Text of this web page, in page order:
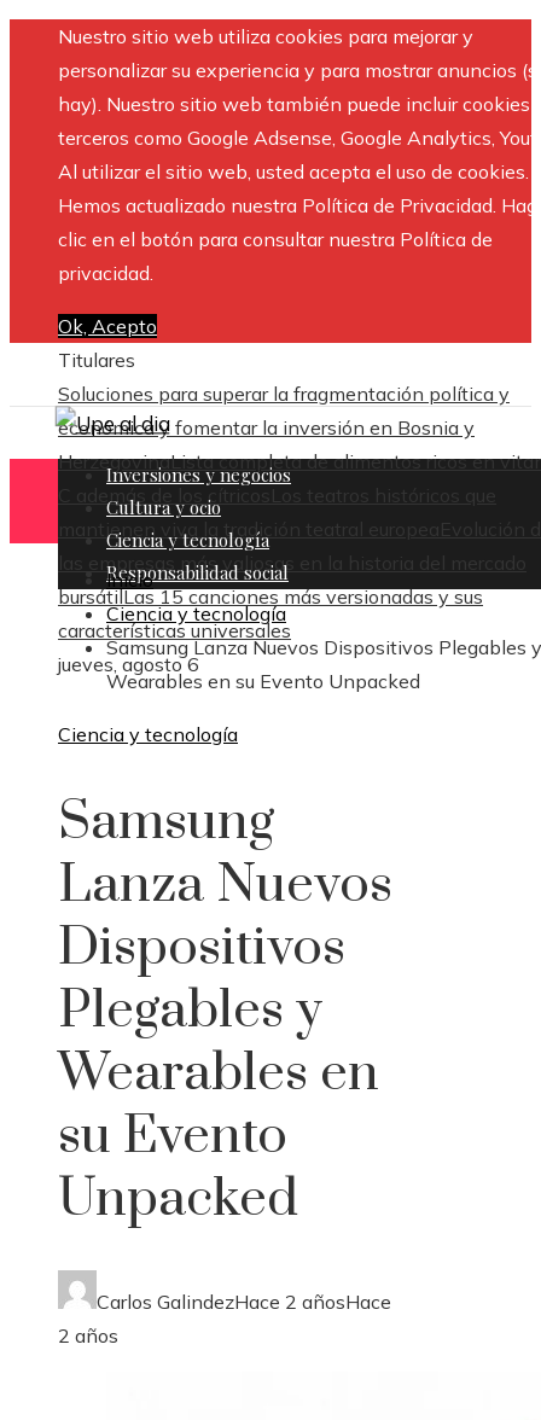
Nuestro sitio web utiliza cookies para mejorar y
personalizar su experiencia y para mostrar anuncios
hay). Nuestro sitio web también puede incluir cookies
terceros como Google Adsense, Google Analytics,
Al utilizar el sitio web, usted acepta el uso de cookies.
Hemos actualizado nuestra Política de Privacidad.
clic en el botón para consultar nuestra Política de
privacidad.
Ok, Acepto
Titulares
Soluciones para superar la fragmentación política y
económica y fomentar la inversión en Bosnia y
HerzegovinaLista completa de alimentos ricos en
C además de los cítricos
Los teatros históricos que
mantienen viva la tradición teatral europea
Evolución
las empresas más valiosas en la historia del mercado
bursátilLas 15 canciones más versionadas y sus
características universales
jueves, agosto 6
Inversiones y negocios
Cultura y ocio
Ciencia y tecnología
Responsabilidad social
Inicio
Ciencia y tecnología
Samsung Lanza Nuevos Dispositivos Plegables y
Wearables en su Evento Unpacked
Ciencia y tecnología
Samsung
Lanza Nuevos
Dispositivos
Plegables y
Wearables en
su Evento
Unpacked
Carlos GalindezHace 2 añosHace
2 años